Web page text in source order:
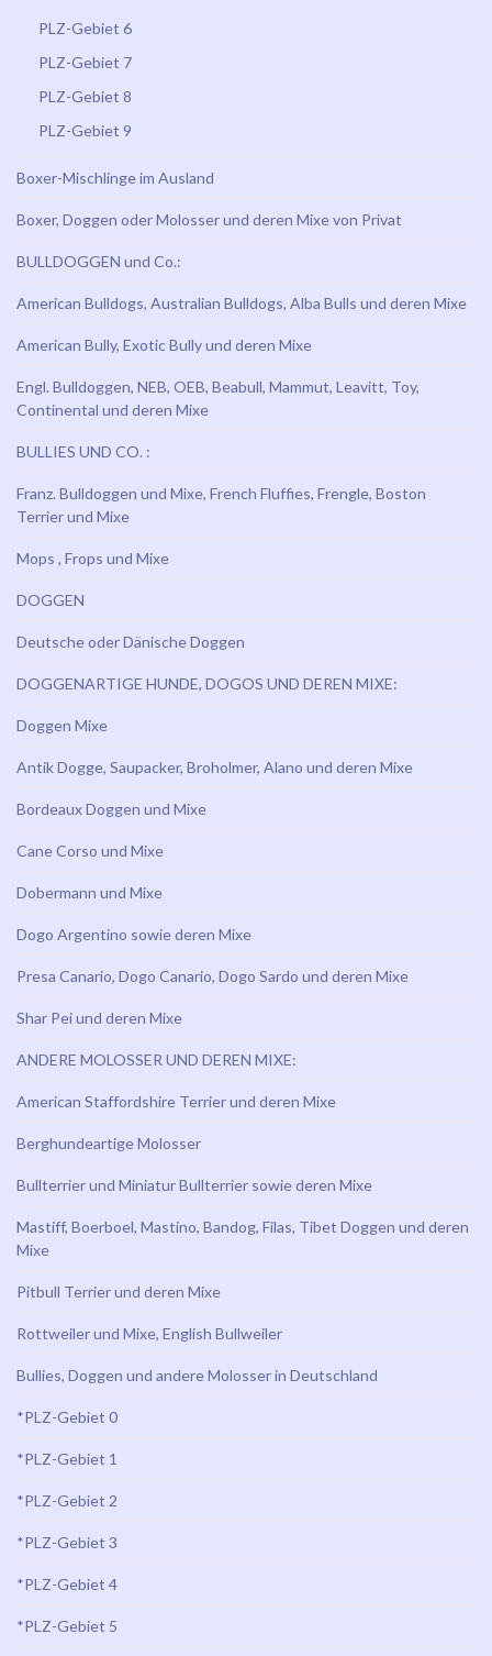
PLZ-Gebiet 6
PLZ-Gebiet 7
PLZ-Gebiet 8
PLZ-Gebiet 9
Boxer-Mischlinge im Ausland
Boxer, Doggen oder Molosser und deren Mixe von Privat
BULLDOGGEN und Co.:
American Bulldogs, Australian Bulldogs, Alba Bulls und deren Mixe
American Bully, Exotic Bully und deren Mixe
Engl. Bulldoggen, NEB, OEB, Beabull, Mammut, Leavitt, Toy,
Continental und deren Mixe
BULLIES UND CO. :
Franz. Bulldoggen und Mixe, French Fluffies, Frengle, Boston
Terrier und Mixe
Mops , Frops und Mixe
DOGGEN
Deutsche oder Dänische Doggen
DOGGENARTIGE HUNDE, DOGOS UND DEREN MIXE:
Doggen Mixe
Antik Dogge, Saupacker, Broholmer, Alano und deren Mixe
Bordeaux Doggen und Mixe
Cane Corso und Mixe
Dobermann und Mixe
Dogo Argentino sowie deren Mixe
Presa Canario, Dogo Canario, Dogo Sardo und deren Mixe
Shar Pei und deren Mixe
ANDERE MOLOSSER UND DEREN MIXE:
American Staffordshire Terrier und deren Mixe
Berghundeartige Molosser
Bullterrier und Miniatur Bullterrier sowie deren Mixe
Mastiff, Boerboel, Mastino, Bandog, Filas, Tibet Doggen und deren
Mixe
Pitbull Terrier und deren Mixe
Rottweiler und Mixe, English Bullweiler
Bullies, Doggen und andere Molosser in Deutschland
*PLZ-Gebiet 0
*PLZ-Gebiet 1
*PLZ-Gebiet 2
*PLZ-Gebiet 3
*PLZ-Gebiet 4
*PLZ-Gebiet 5